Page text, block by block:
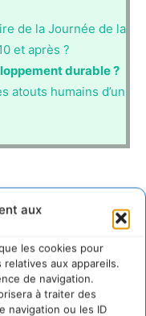
aux
les cookies pour
aux appareils.
de navigation.
à traiter des
navigation ou les ID
de la Journée de la
et après ?
durable ?
atouts humains d’un
familiale lancé au
rattrapage